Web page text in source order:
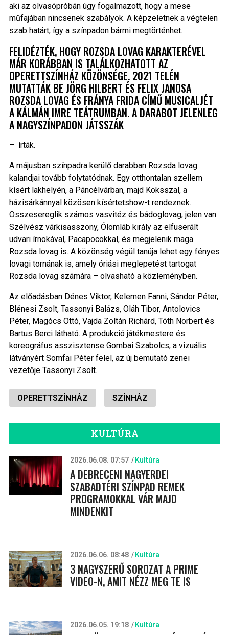
aki az olvasópróbán úgy fogalmazott, hogy a mese
műfajában nincsenek szabályok. A képzeletnek a végtelen
szab határt, így a színpadon bármi megtörténhet.
FELIDÉZTÉK, HOGY ROZSDA LOVAG KARAKTERÉVEL
MÁR KORÁBBAN IS TALÁLKOZHATOTT AZ
OPERETTSZÍNHÁZ KÖZÖNSÉGE. 2021 TELÉN
MUTATTÁK BE JÖRG HILBERT ÉS FELIX JANOSA
ROZSDA LOVAG ÉS FRÁNYA FRIDA CÍMŰ MUSICALJÉT
A KÁLMÁN IMRE TEÁTRUMBAN. A DARABOT JELENLEG
A NAGYSZÍNPADON JÁTSSZÁK
– írták.
A májusban színpadra kerülő darabban Rozsda lovag
kalandjai tovább folytatódnak. Egy otthontalan szellem
kísért lakhelyén, a Páncélvárban, majd Koksszal, a
házisárkánnyal közösen kísértetshow-t rendeznek.
Összesereglik számos vasvitéz és bádoglovag, jelen van
Szélvész várkisasszony, Ólomláb király az elfuserált
udvari írnokával, Pacapocokkal, és megjelenik maga
Rozsda lovag is. A közönség végül tanúja lehet egy fényes
lovagi tornának is, amely óriási meglepetést tartogat
Rozsda lovag számára – olvasható a közleményben.
Az előadásban Dénes Viktor, Kelemen Fanni, Sándor Péter,
Blénesi Zsolt, Tassonyi Balázs, Oláh Tibor, Antolovics
Péter, Magócs Ottó, Vajda Zoltán Richárd, Tóth Norbert és
Bartus Berci látható. A produkció játékmestere és
koreográfus asszisztense Gombai Szabolcs, a vizuális
látványért Somfai Péter felel, az új bemutató zenei
vezetője Tassonyi Zsolt.
OPERETTSZÍNHÁZ SZÍNHÁZ
KULTÚRA
2026.06.08. 07:57 Kultúra
A DEBRECENI NAGYERDEI
SZABADTÉRI SZÍNPAD REMEK
PROGRAMOKKAL VÁR MAJD
MINDENKIT
2026.06.06. 08:48 Kultúra
3 NAGYSZERŰ SOROZAT A PRIME
VIDEO-N, AMIT NÉZZ MEG TE IS
2026.06.05. 19:18 Kultúra